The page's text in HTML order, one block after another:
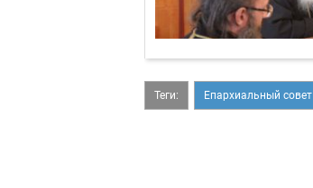
Теги: Епархиальный совет